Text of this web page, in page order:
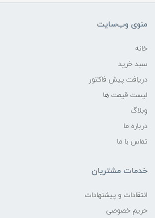
منوی وب‌سایت
خانه
سبد خرید
دریافت پیش فاکتور
لیست قیمت ها
وبلاگ
درباره ما
تماس با ما
خدمات مشتریان
انتقادات و پیشنهادات
حریم خصوصی